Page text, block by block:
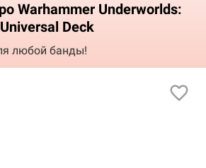
Warhammer Underworlds:
Deck
любой банды!